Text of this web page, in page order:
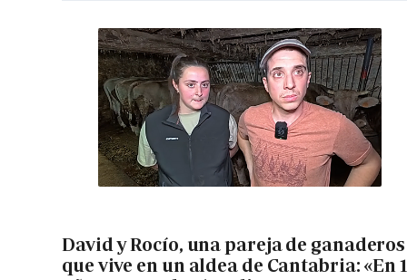
David y Rocío, una pareja de ganaderos
que vive en un aldea de Cantabria: «En